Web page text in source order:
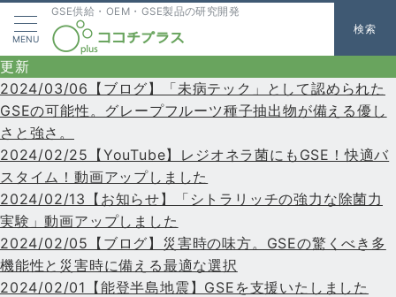
MENU
GSE供給・OEM・GSE製品の研究開発
検索
更新
2024/03/06【ブログ】「未病テック」として認められた
GSEの可能性。グレープフルーツ種子抽出物が備える優し
さと強さ。
2024/02/25【YouTube】レジオネラ菌にもGSE！快適バ
スタイム！動画アップしました
2024/02/13【お知らせ】「シトラリッチの強力な除菌力
実験」動画アップしました
2024/02/05【ブログ】災害時の味方。GSEの驚くべき多
機能性と災害時に備える最適な選択
2024/02/01【能登半島地震】GSEを支援いたしました